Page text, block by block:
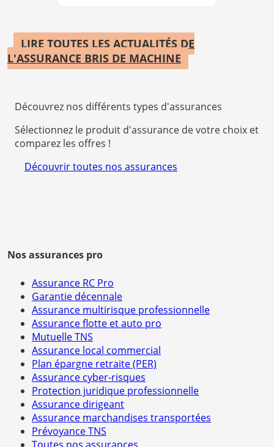
LIRE TOUTES LES ACTUALITÉS DE
L'ASSURANCE BRIS DE MACHINE
Découvrez nos différents types d'assurances
Sélectionnez le produit d'assurance de votre choix et
comparez les offres !
Découvrir toutes nos assurances
Nos assurances pro
Assurance RC Pro
Garantie décennale
Assurance multirisque professionnelle
Assurance flotte et auto pro
Mutuelle TNS
Assurance local commercial
Plan épargne retraite (PER)
Assurance cyber-risques
Protection juridique professionnelle
Assurance dirigeant
Assurance marchandises transportées
Prévoyance TNS